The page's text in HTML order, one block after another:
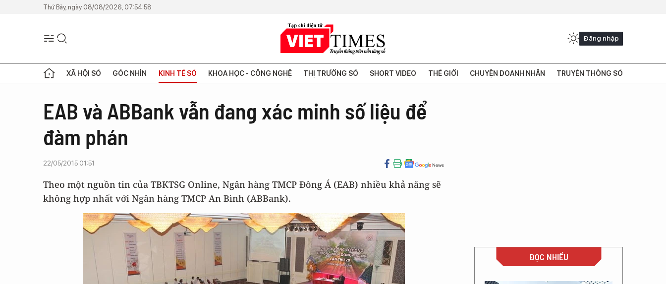
Thứ Bảy, ngày 08/08/2026, 07:54:58
Đăng nhập
XÃ HỘI SỐ GÓC NHÌN KINH TẾ SỐ KHOA HỌC - CÔNG NGHỆ THỊ TRƯỜNG SỐ SHORT VIDEO THẾ GIỚI CHUYỆN DOANH NHÂN TRUYỀN THÔNG SỐ
EAB và ABBank vẫn đang xác minh số liệu để
đàm phán
22/05/2015 01:51
Theo một nguồn tin của TBKTSG Online, Ngân hàng TMCP Đông Á (EAB) nhiều khả năng sẽ
không hợp nhất với Ngân hàng TMCP An Bình (ABBank).
ĐỌC NHIỀU